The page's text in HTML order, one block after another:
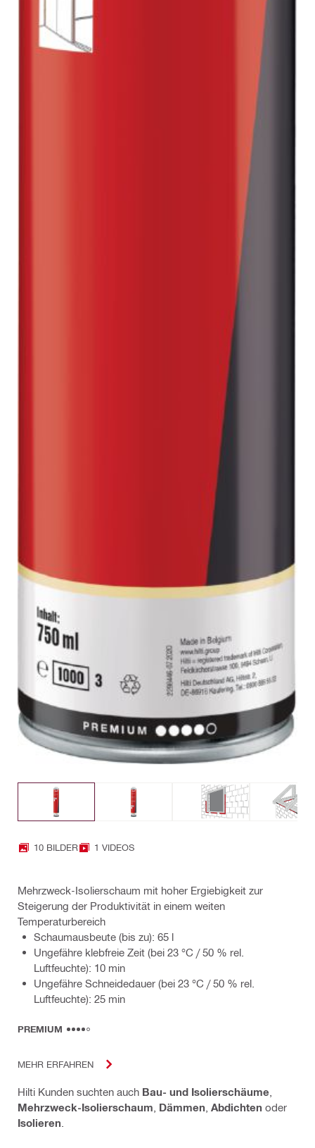
10 BILDER 1 VIDEOS
Mehrzweck-Isolierschaum mit hoher Ergiebigkeit zur
Steigerung der Produktivität in einem weiten
Temperaturbereich
Schaumausbeute (bis zu): 65 l
Ungefähre klebfreie Zeit (bei 23 °C / 50 % rel.
Luftfeuchte): 10 min
Ungefähre Schneidedauer (bei 23 °C / 50 % rel.
Luftfeuchte): 25 min
PREMIUM
MEHR ERFAHREN
Hilti Kunden suchten auch Bau- und Isolierschäume
Mehrzweck-Isolierschaum Dämmen Abdichten oder
Isolieren